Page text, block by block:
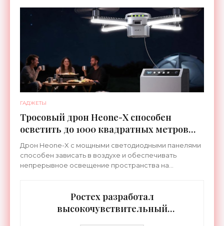
ГАДЖЕТЫ
Тросовый дрон Heone-X способен
осветить до 1000 квадратных метров
земли - «Беспилотники»
Дрон Heone-X с мощными светодиодными панелями
способен зависать в воздухе и обеспечивать
непрерывное освещение пространства на
Ростех разработал
высокочувствительный